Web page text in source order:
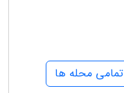
تمامی محله ها